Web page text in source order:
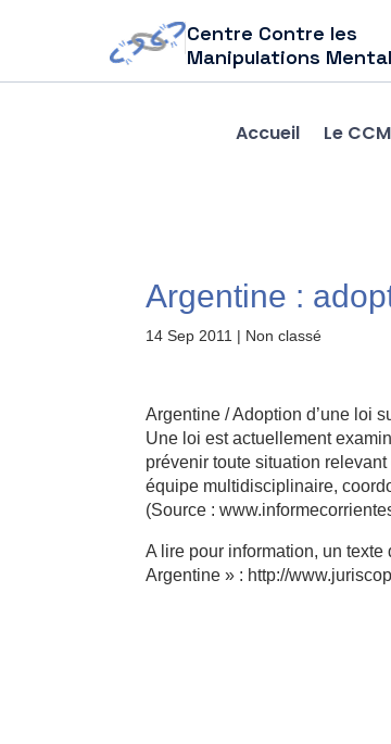
Centre Contre les
Manipulations
Accueil Le
Argentine :
14 Sep 2011 | Non classé
Argentine / Adoption d’une loi
Une loi est actuellement
prévenir toute situation
équipe multidisciplinaire,
(Source :
A lire pour information, un
Argentine » : http://